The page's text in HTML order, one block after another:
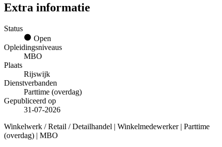
Extra informatie
Status
Open
Opleidingsniveaus
MBO
Plaats
Rijswijk
Dienstverbanden
Parttime (overdag)
Gepubliceerd op
31-07-2026
Winkelwerk / Retail / Detailhandel | Winkelmedewerker | Parttime
(overdag) | MBO